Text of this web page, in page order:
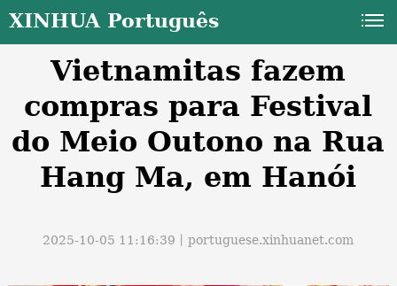
XINHUA Português
Vietnamitas fazem
compras para Festival
do Meio Outono na Rua
Hang Ma, em Hanói
2025-10-05 11:16:39丨portuguese.xinhuanet.com